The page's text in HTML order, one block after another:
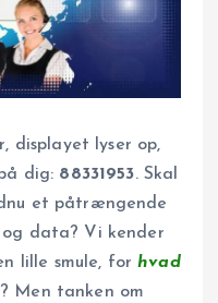
displayet lyser op,
dig: 88331953. Skal
et påtrængende
data? Vi kender
lille smule, forhvad
Men tanken om